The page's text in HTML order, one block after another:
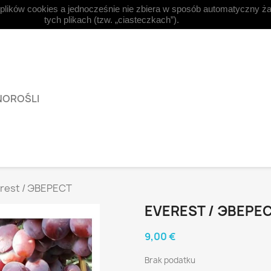
Polski Waluta:EUR € 
/ ЭВЕРЕСТ
EVEREST /
9,00 €
Brak podatku
cookies a jednocześnie nie zbiera w sposób automatyczny
tych plikach (tzw. „ciasteczkach”).